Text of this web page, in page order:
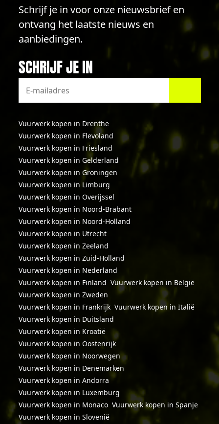
Schrijf je in voor onze nieuwsbrief en
ontvang het laatste nieuws en
aanbiedingen.
SCHRIJF JE IN
Vuurwerk kopen in Drenthe
Vuurwerk kopen in Flevoland
Vuurwerk kopen in Friesland
Vuurwerk kopen in Gelderland
Vuurwerk kopen in Groningen
Vuurwerk kopen in Limburg
Vuurwerk kopen in Overijssel
Vuurwerk kopen in Noord-Brabant
Vuurwerk kopen in Noord-Holland
Vuurwerk kopen in Utrecht
Vuurwerk kopen in Zeeland
Vuurwerk kopen in Zuid-Holland
Vuurwerk kopen in Nederland
Vuurwerk kopen in Finland Vuurwerk kopen in België
Vuurwerk kopen in Zweden
Vuurwerk kopen in Frankrijk Vuurwerk kopen in Italië
Vuurwerk kopen in Duitsland
Vuurwerk kopen in Kroatië
Vuurwerk kopen in Oostenrijk
Vuurwerk kopen in Noorwegen
Vuurwerk kopen in Denemarken
Vuurwerk kopen in Andorra
Vuurwerk kopen in Luxemburg
Vuurwerk kopen in Monaco Vuurwerk kopen in Spanje
Vuurwerk kopen in Slovenië